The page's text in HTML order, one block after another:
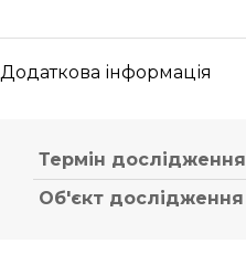
Додаткова інформація
Термін дослідження
Об'єкт дослідження